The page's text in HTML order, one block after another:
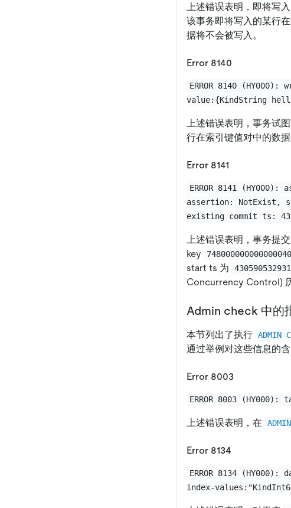
上述错误表明，即将写
该事务即将写入的某行
据将不会被写入。
Error 8140
ERROR 8140
value:{KindString
上述错误表明，事务试
行在索引键值对中的数
Error 8141
ERROR 8141
assertion: NotExist,
existing commit ts:
上述错误表明，事务提
key
start ts 为
Concurrency Control)
Admin check 中的
本节列出了执行 ADMIN
通过举例对这些信息的含
Error 8003
ERROR 8003
上述错误表明，在
Error 8134
ERROR 8134
index-